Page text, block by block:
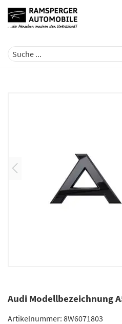
Audi Modellbezeichnung
Artikelnummer: 8W6071803